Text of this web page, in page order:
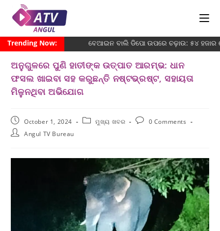
Trending Now: ବେଆଇନ ବାଲି ଡିପୋ ଉପରେ ଚଢ଼ାଉ: ୫୪ ହଜାର
ଅନୁଗୁଳରେ ପୁଣି ହାତୀଙ୍କ ଉତ୍ପାତ ଆରମ୍ଭ: ଧାନ
ଫସଲ ଖାଇବା ସହ କରୁଛନ୍ତି ନଷ୍ଟଭ୍ରଷ୍ଟ, ସହାୟତା
ମିଳୁନଥିବା ଅଭିଯୋଗ
October 1, 2024 ମୁଖ୍ୟ ଖବର
0 Comments
Angul TV Bureau